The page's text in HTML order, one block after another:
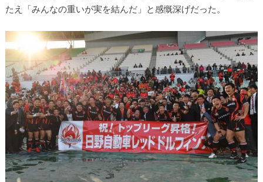
たえ「みんなの重いが実を結んだ」と感慨深げだった。